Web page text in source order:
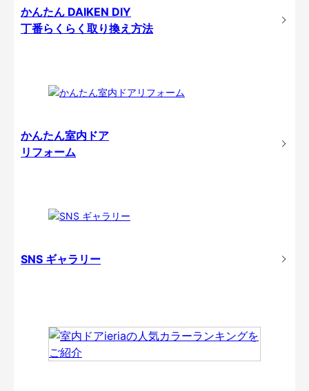
かんたん DAIKEN DIY
丁番らくらく取り換え方法
かんたん室内ドア
リフォーム
SNS ギャラリー